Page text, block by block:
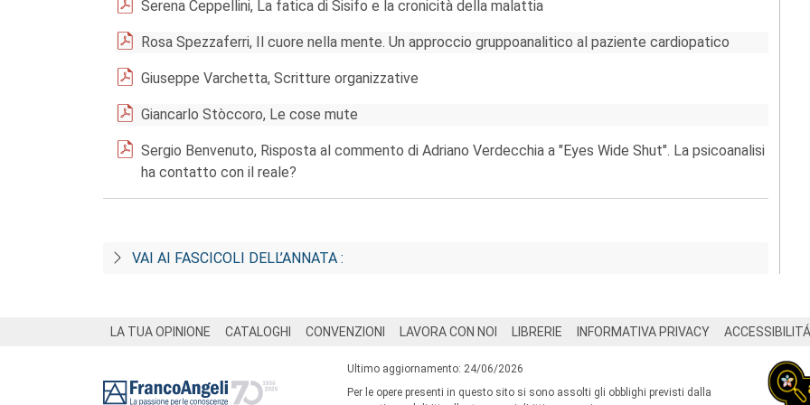
Serena Ceppellini, La fatica di Sisifo e la cronicità della malattia
Rosa Spezzaferri, Il cuore nella mente. Un approccio gruppoanalitico al paziente cardiopatico
Giuseppe Varchetta, Scritture organizzative
Giancarlo Stòccoro, Le cose mute
Sergio Benvenuto, Risposta al commento di Adriano Verdecchia a "Eyes Wide Shut". La psicoanalisi
ha contatto con il reale?
VAI AI FASCICOLI DELL’ANNATA :
LA TUA OPINIONE CATALOGHI CONVENZIONI LAVORA CON NOI LIBRERIE INFORMATIVA PRIVACY ACCESSIBILITÁ
Ultimo aggiornamento: 24/06/2026
Per le opere presenti in questo sito si sono assolti gli obblighi previsti dalla